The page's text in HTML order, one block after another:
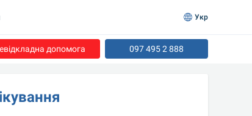
допомога 097 495 2 888
Укр